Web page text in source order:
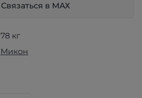
Связаться в МАХ
78 кг
Микон